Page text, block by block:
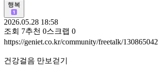
행복
2026.05.28 18:58
조회 7추천 0스크랩 0
https://geniet.co.kr/community/freetalk/130865042
건강걸음 만보걷기